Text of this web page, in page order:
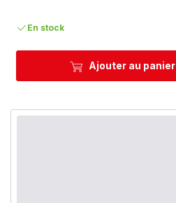
Ajouter au panier
En stock